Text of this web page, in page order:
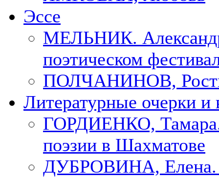
Эссе
МЕЛЬНИК.
поэтическом
ПОЛЧАНИНОВ,
Литературные очерки и
ГОРДИЕНКО, Тамара.
поэзии в Шахматове
ДУБРОВИНА,